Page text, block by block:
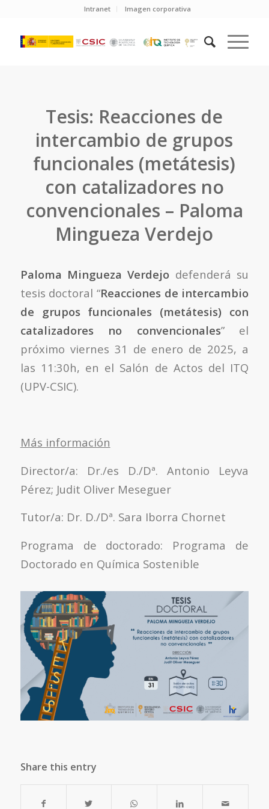
Intranet Imagen corporativa
Tesis: Reacciones de
intercambio de grupos
funcionales (metátesis)
con catalizadores no
convencionales – Paloma
Mingueza Verdejo
Paloma Mingueza Verdejo defenderá su
tesis doctoral “Reacciones de intercambio
de grupos funcionales (metátesis) con
catalizadores no convencionales” el
próximo viernes 31 de enero de 2025, a
las 11:30h, en el Salón de Actos del ITQ
(UPV-CSIC).
Más información
Director/a: Dr./es D./Dª. Antonio Leyva
Pérez; Judit Oliver Meseguer
Tutor/a: Dr. D./Dª. Sara Iborra Chornet
Programa de doctorado: Programa de
Doctorado en Química Sostenible
Share this entry